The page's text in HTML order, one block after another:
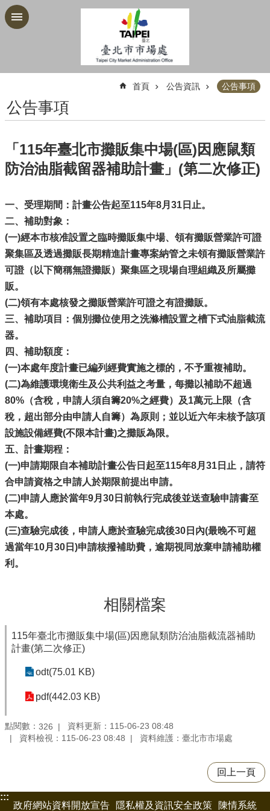
跳到主要內容區塊
首頁 公告資訊 公告事項
公告事項
「115年臺北市攤販集中場(區)因應鼠類
防治油脂截留器補助計畫」(第二次修正)
一、受理期間：計畫公告起至115年8月31日止。
二、補助對象：
(一)經本市核准設置之臨時攤販集中場、領有攤販營業許可證
聚集區及透過攤販長期精進計畫專案納管之未領有攤販營業許
可證（以下簡稱無證攤販）聚集區之現場自理組織及所屬攤
販。
(二)領有本處核發之攤販營業許可證之有證攤販。
三、補助項目：個別攤位使用之洗滌槽設置之槽下式油脂截流
器。
四、補助額度：
(一)本處年度計畫已編列經費實施之標的，不予重複補助。
(二)為維護環境衛生及公共利益之考量，每攤以補助不超過
80%（含稅，申請人須自籌20%之經費）及1萬元上限（含
稅，超出部分由申請人自籌）為原則；並以近六年未核予該項
設施設備經費(不限本計畫)之攤販為限。
五、計畫期程：
(一)申請期限自本補助計畫公告日起至115年8月31日止，請符
合申請資格之申請人於期限前提出申請。
(二)申請人應於當年9月30日前執行完成後並送查驗申請書至
本處。
(三)查驗完成後，申請人應於查驗完成後30日內(最晚不可超
過當年10月30日)申請核撥補助費，逾期視同放棄申請補助權
利。
相關檔案
115年臺北市攤販集中場(區)因應鼠類防治油脂截流器補助
計畫(第二次修正)
odt(75.01 KB)
pdf(442.03 KB)
點閱數： 326
資料更新：115-06-23 08:48
資料檢視：115-06-23 08:48
資料維護：臺北市市場處
回上一頁
:::
政府網站資料開放宣告
隱私權及資訊安全政策 陳情系統